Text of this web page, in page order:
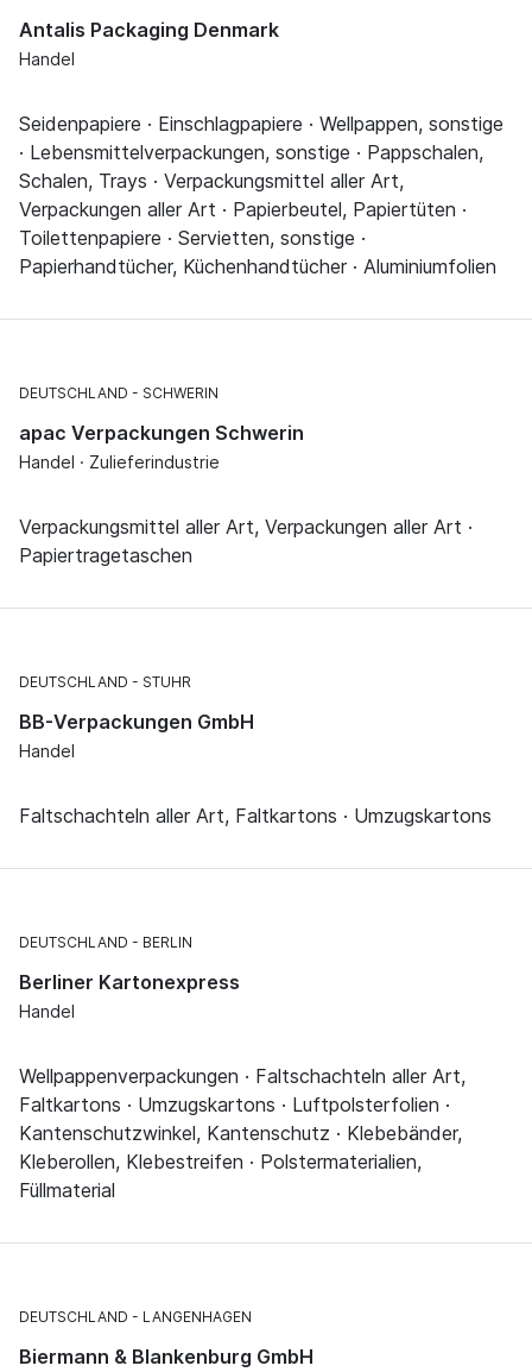
Antalis Packaging Denmark
Handel
Seidenpapiere · Einschlagpapiere · Wellpappen, sonstige
· Lebensmittelverpackungen, sonstige · Pappschalen,
Schalen, Trays · Verpackungsmittel aller Art,
Verpackungen aller Art · Papierbeutel, Papiertüten ·
Toilettenpapiere · Servietten, sonstige ·
Papierhandtücher, Küchenhandtücher · Aluminiumfolien
DEUTSCHLAND SCHWERIN
apac Verpackungen Schwerin
Handel · Zulieferindustrie
Verpackungsmittel aller Art, Verpackungen aller Art ·
Papiertragetaschen
DEUTSCHLAND STUHR
BB-Verpackungen GmbH
Handel
Faltschachteln aller Art, Faltkartons · Umzugskartons
DEUTSCHLAND BERLIN
Berliner Kartonexpress
Handel
Wellpappenverpackungen · Faltschachteln aller Art,
Faltkartons · Umzugskartons · Luftpolsterfolien ·
Kantenschutzwinkel, Kantenschutz · Klebebänder,
Kleberollen, Klebestreifen · Polstermaterialien,
Füllmaterial
DEUTSCHLAND LANGENHAGEN
Biermann & Blankenburg GmbH